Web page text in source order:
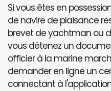
Si vous êtes en
de navire de plaisance
brevet de yachtman ou
vous détenez un
officier à la marine
demander en ligne un
connectant à